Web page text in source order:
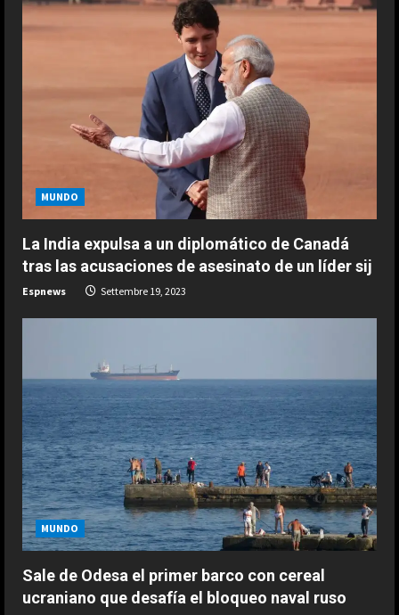
R
a
n
g
MUNDO
La India expulsa a un diplomático de Canadá
tras las acusaciones de asesinato de un líder sij
Espnews Settembre 19, 2023
MUNDO
Sale de Odesa el primer barco con cereal
ucraniano que desafía el bloqueo naval ruso
2
ESPAÑA
Bezzecchi se derrumba; tremendo
su sufrimiento en Silverstone: “Me
van a ayudar a subir a la moto”
Agosto 8, 2026
3
desastroso Aston Martin de
Alonso: “En enero, nos dimos
cuenta…”
Agosto 8, 2026
4
ESPAÑA
Últimas noticias | 08 agosto 2026 –
Mañana
Agosto 8, 2026
EE.UU. prevé enviar 1.000 millones
en ayuda a Colombia tras la